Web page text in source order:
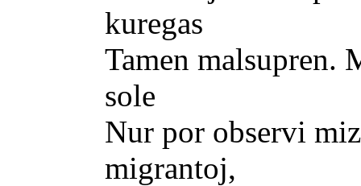
kuregas
Tamen malsupren.
sole
Nur por observi
migrantoj,